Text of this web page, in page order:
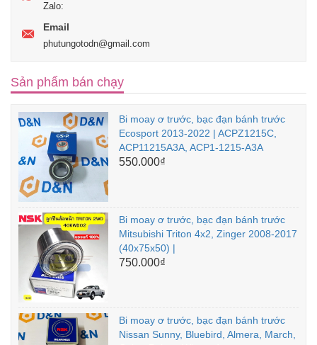
Zalo:
Email
phutungotodn@gmail.com
Sản phẩm bán chạy
Bi moay ơ trước, bạc đạn bánh trước
Ecosport 2013-2022 | ACPZ1215C,
ACP11215A3A, ACP1-1215-A3A
550.000₫
Bi moay ơ trước, bạc đạn bánh trước
Mitsubishi Triton 4x2, Zinger 2008-2017
(40x75x50) |
750.000₫
Bi moay ơ trước, bạc đạn bánh trước
Nissan Sunny, Bluebird, Almera, March,